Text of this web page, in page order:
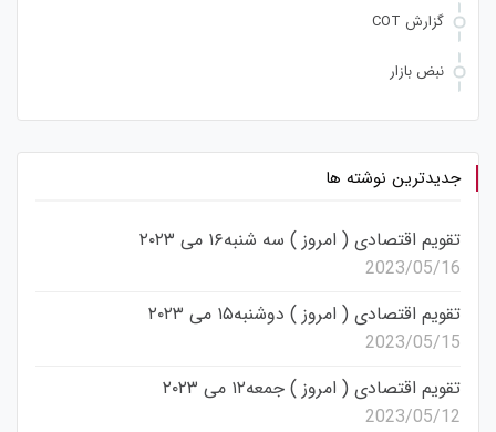
گزارش COT
نبض بازار
جدیدترین نوشته ها
تقویم اقتصادی ( امروز ) سه شنبه۱۶ می ۲۰۲۳
2023/05/16
تقویم اقتصادی ( امروز ) دوشنبه۱۵ می ۲۰۲۳
2023/05/15
تقویم اقتصادی ( امروز ) جمعه۱۲ می ۲۰۲۳
2023/05/12